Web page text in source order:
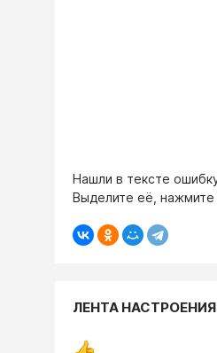
Нашли в тексте
Выделите её, нажмите
ЛЕНТА НАСТРОЕНИЯ